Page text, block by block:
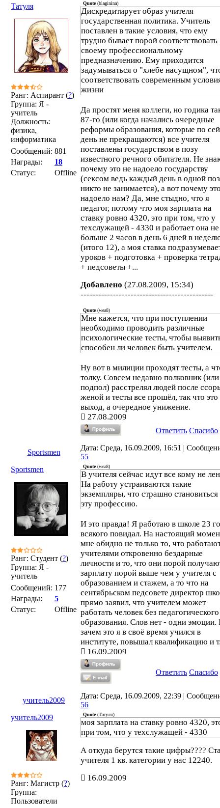
Татуля
Ранг: Аспирант (?)
Группа: Я -
учитель
Должность:
физика,
информатика
Сообщений: 881
Награды:
18
Статус:
Offline
Quote(blaginina)
Дискредитирует образ учителя
государственная политика. Учитель
поставлен в такие условия, что ему
трудно бывает порой соответствовать
своему профессиональному
предназначению. Ему приходится
задумываться о "хлебе насущном",
соответствовать современным
жизни
Да простят меня коллеги, но годика
87-го (или когда начались очередные
реформы образования, которые по сей
день не прекращаются) все учителя
поставлены государством в позу
известного речного обитателя. Не
почему это не надоело государству
(сексом ведь каждый день в одной
никто не занимается), а вот почему
надоело нам? Да, мне стыдно, что я
педагог, потому что моя зарплата на
ставку ровно 4320, это при том, что у
техслужащей - 4330 и работает она не
больше 2 часов в день 6 дней в
(итого 12), а моя ставка
уроков + подготовка + проверка
+ педсоветы +...
Добавлено (27.08.2009, 15:34)
---------------------------------------------
Quote(wea8)
Мне кажется, что при поступлении
необходимо проводить различные
психологические тесты, чтобы
способен ли человек быть учителем.
Ну вот в милиции проходят тесты, а
толку. Совсем недавно полковник (или
подпол) расстрелял людей после
женой и тесты все прошёл, так что это
выход, а очередное унижение.
27.08.2009
Ответить Спасибо
Sportsmen
Дата: Среда, 16.09.2009, 16:51 |
55
Sportsmen
Ранг: Студент (?)
Группа: Я -
учитель
Сообщений: 177
Награды:
5
Статус:
Offline
Quote(wea8)
В учителя сейчас идут все кому не
На работу устраиваются такие
экземпляры, что страшно становиться
эту профессию.
И это правда! Я работаю в школе 23
всякого повидал. На настоящий
мне обидно не только то, что
учителями откровенно бездарные
личности и то, что они порой
зарплату порой выше чем у учителя с
образованием и стажем, а то что на
сентябрьском педсовете директор
прямо заявил, что учителем может
работать человек без педагогического
образования. Слов нет - одни эмоции.
зачем это я в своё время учился в
институте, повышал квалификацию и
16.09.2009
Ответить Спасибо
учитель2009
Дата: Среда, 16.09.2009, 22:39 |
56
учитель2009
Ранг: Магистр (?)
Группа:
Пользователи
Quote(Татуля)
моя зарплата на ставку ровно 4320,
при том, что у техслужащей - 4330
А откуда берутся такие цифры????
учителя 1 кв. категории у нас 12240.
16.09.2009